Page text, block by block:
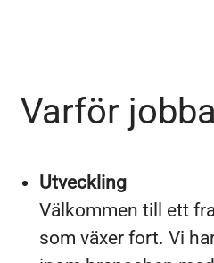
Varför
Utveckling
Välkommen till ett
som växer fort. Vi